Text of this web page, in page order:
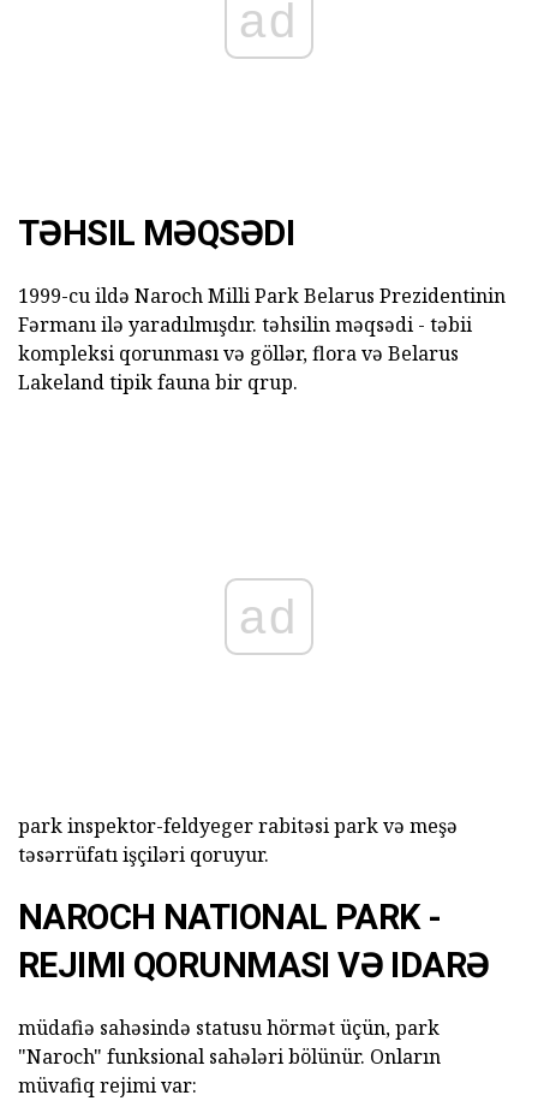
ad
TƏHSIL MƏQSƏDI
1999-cu ildə Naroch Milli Park Belarus Prezidentinin
Fərmanı ilə yaradılmışdır. təhsilin məqsədi - təbii
kompleksi qorunması və göllər, flora və Belarus
Lakeland tipik fauna bir qrup.
ad
park inspektor-feldyeger rabitəsi park və meşə
təsərrüfatı işçiləri qoruyur.
NAROCH NATIONAL PARK -
REJIMI QORUNMASI VƏ IDARƏ
müdafiə sahəsində statusu hörmət üçün, park
"Naroch" funksional sahələri bölünür. Onların
müvafiq rejimi var: